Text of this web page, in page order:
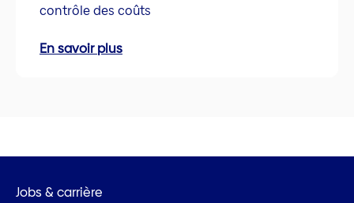
contrôle des coûts
En savoir plus
Jobs & carrière